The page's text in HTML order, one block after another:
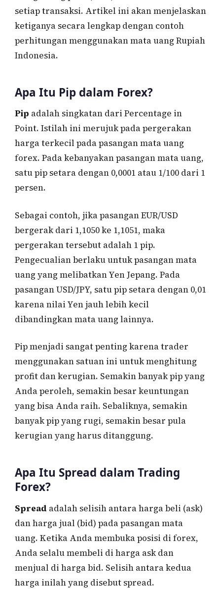
setiap transaksi. Artikel ini akan menjelaskan
ketiganya secara lengkap dengan contoh
perhitungan menggunakan mata uang Rupiah
Indonesia.
Apa Itu Pip dalam Forex?
Pip adalah singkatan dari Percentage in
Point. Istilah ini merujuk pada pergerakan
harga terkecil pada pasangan mata uang
forex. Pada kebanyakan pasangan mata uang,
satu pip setara dengan 0,0001 atau 1/100 dari 1
persen.
Sebagai contoh, jika pasangan EUR/USD
bergerak dari 1,1050 ke 1,1051, maka
pergerakan tersebut adalah 1 pip.
Pengecualian berlaku untuk pasangan mata
uang yang melibatkan Yen Jepang. Pada
pasangan USD/JPY, satu pip setara dengan 0,01
karena nilai Yen jauh lebih kecil
dibandingkan mata uang lainnya.
Pip menjadi sangat penting karena trader
menggunakan satuan ini untuk menghitung
profit dan kerugian. Semakin banyak pip yang
Anda peroleh, semakin besar keuntungan
yang bisa Anda raih. Sebaliknya, semakin
banyak pip yang rugi, semakin besar pula
kerugian yang harus ditanggung.
Apa Itu Spread dalam Trading
Forex?
Spread adalah selisih antara harga beli (ask)
dan harga jual (bid) pada pasangan mata
uang. Ketika Anda membuka posisi di forex,
Anda selalu membeli di harga ask dan
menjual di harga bid. Selisih antara kedua
harga inilah yang disebut spread.